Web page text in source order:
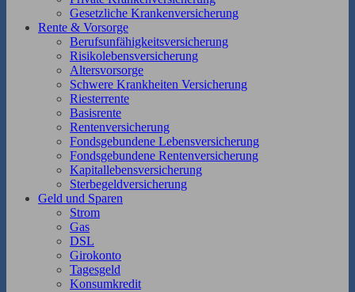
Gesetzliche Krankenversicherung
Rente & Vorsorge
Berufs­unfähigkeitsversicherung
Risikolebensversicherung
Altersvorsorge
Schwere Krankheiten Versicherung
Riesterrente
Basisrente
Rentenversicherung
Fondsgebundene Lebensversicherung
Fondsgebundene Rentenversicherung
Kapitallebensversicherung
Sterbegeldversicherung
Geld und Sparen
Strom
Gas
DSL
Girokonto
Tagesgeld
Konsumkredit